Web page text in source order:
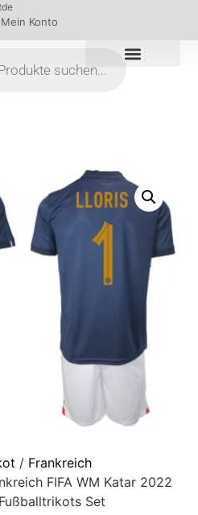
Mein Konto
/ Frankreich
FIFA WM Katar 2022
Set